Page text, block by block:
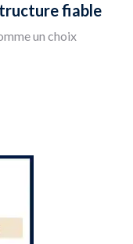
fiable
un choix